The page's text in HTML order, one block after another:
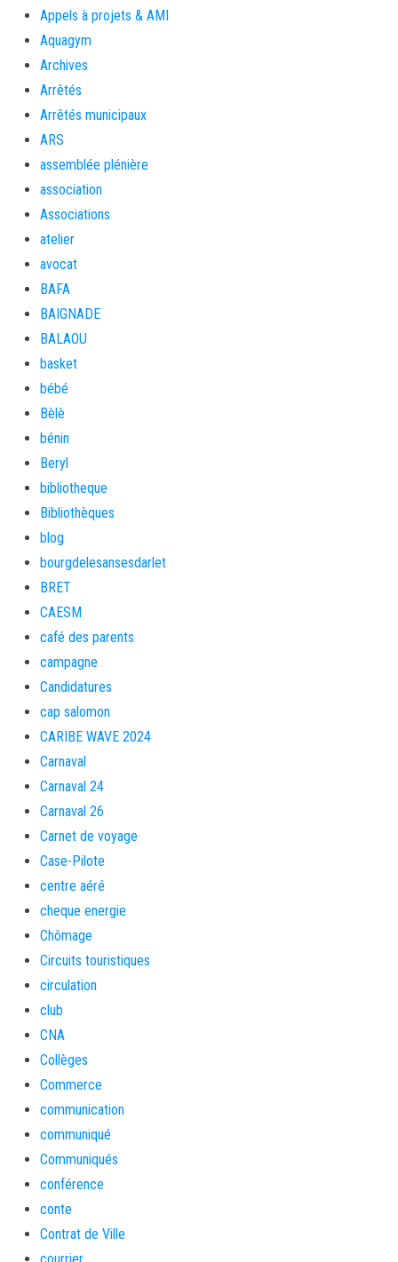
Appels à projets & AMI
Aquagym
Archives
Arrêtés
Arrêtés municipaux
ARS
assemblée plénière
association
Associations
atelier
avocat
BAFA
BAIGNADE
BALAOU
basket
bébé
Bèlè
bénin
Beryl
bibliotheque
Bibliothèques
blog
bourgdelesansesdarlet
BRET
CAESM
café des parents
campagne
Candidatures
cap salomon
CARIBE WAVE 2024
Carnaval
Carnaval 24
Carnaval 26
Carnet de voyage
Case-Pilote
centre aéré
cheque energie
Chômage
Circuits touristiques
circulation
club
CNA
Collèges
Commerce
communication
communiqué
Communiqués
conférence
conte
Contrat de Ville